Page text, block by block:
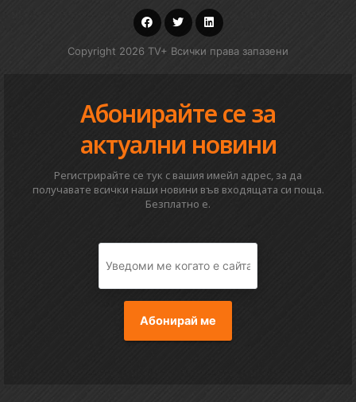
Copyright 2026 TV+ Всички права запазени
Абонирайте се за
актуални новини
Регистрирайте се тук с вашия имейл адрес, за да
получавате всички наши новини във входящата си поща.
Безплатно е.
Абонирай ме